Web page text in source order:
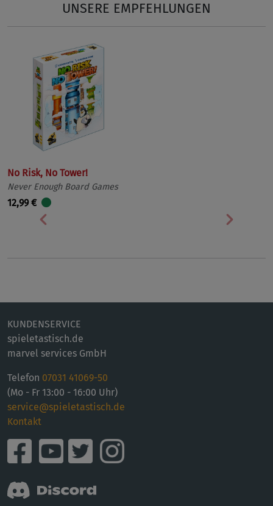
UNSERE EMPFEHLUNGEN
No Risk, No Tower!
Never Enough Board Games
12,99 €
Vorherige
KUNDENSERVICE
spieletastisch.de
marvel services GmbH
Telefon 07031 41069-50
(Mo - Fr 13:00 - 16:00 Uhr)
service@spieletastisch.de
Kontakt